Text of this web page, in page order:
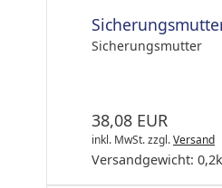
Sicherungsmutter
38,08 EUR
inkl. MwSt.zzgl.Versand
Versandgewicht: 0,2